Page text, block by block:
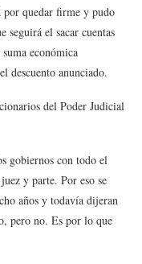
quedar firme y pudo
el sacar cuentas
económica
descuento anunciado.
del Poder Judicial
gobiernos con todo el
y parte. Por eso se
años y todavía dijeran
pero no. Es por lo que